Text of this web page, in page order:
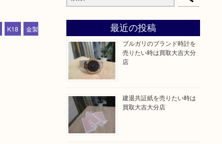
K18
金製
最近の投稿
ブルガリのブランド時計を
売りたい時は買取大吉大分
店
建退共証紙を売りたい時は
買取大吉大分店